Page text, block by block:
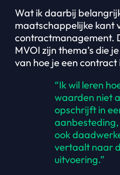
Wat ik daarbij
maatschappelijke kant
contractmanagement.
MVOI zijn thema’s die
van hoe je een
“Ik wil leren
waarden niet
opschrijft in
ook
vertaalt naar
uitvoering.”